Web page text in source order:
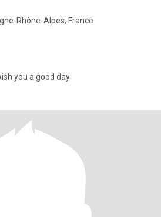
Rhône-Alpes, France
you a good day